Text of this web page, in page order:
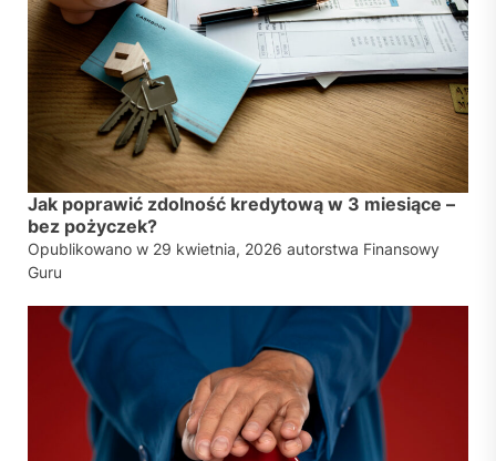
Jak poprawić zdolność kredytową w 3 miesiące –
bez pożyczek?
Opublikowano w 29 kwietnia, 2026 autorstwa Finansowy
Guru